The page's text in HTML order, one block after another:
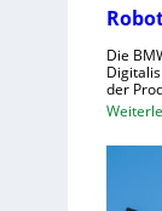
Die
der